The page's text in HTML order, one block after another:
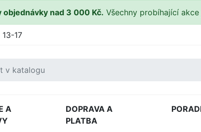
objednávky nad 3 000 Kč. Všechny probíhající akce
17
A
DOPRAVA A
PLATBA